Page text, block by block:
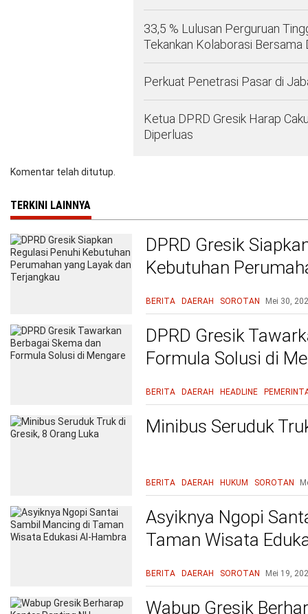
33,5 % Lulusan Perguruan
Tekankan Kolaborasi
Perkuat Penetrasi Pasar di
Ketua DPRD Gresik Harap
Diperluas
Komentar telah ditutup.
TERKINI LAINNYA
DPRD Gresik
Kebutuhan
BERITA DAERAH SOROTAN Mei 30,
DPRD Gresik
Formula Solusi di
BERITA DAERAH HEADLINE
Minibus Seruduk
BERITA DAERAH HUKUM SOROTAN
Asyiknya Ngopi
Taman Wisata
BERITA DAERAH SOROTAN Mei 19,
Wabup Gresik